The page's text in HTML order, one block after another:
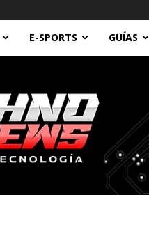
E-SPORTS GUÍAS